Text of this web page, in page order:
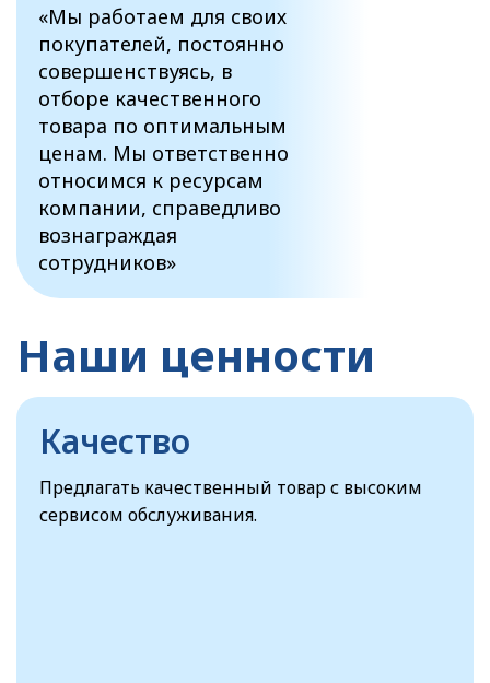
«Мы работаем для своих
покупателей, постоянно
совершенствуясь, в
отборе качественного
товара по оптимальным
ценам. Мы ответственно
относимся к ресурсам
компании, справедливо
вознаграждая
сотрудников»
Наши ценности
Качество
Предлагать качественный товар с высоким
сервисом обслуживания.